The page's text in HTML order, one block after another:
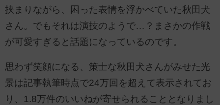
挟まりながら、困った表情を浮かべていた秋田犬
さん。でもそれは演技のようで…？まさかの作戦
が可愛すぎると話題になっているのです。
思わず笑顔になる、策士な秋田犬さんがみせた光
景は記事執筆時点で24万回を超えて表示されてお
り、1.8万件のいいねが寄せられることとなりまし